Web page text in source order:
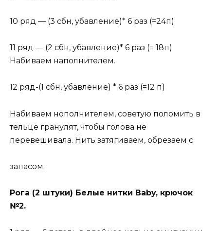
10 ряд — (3 сбн, убавление)* 6 раз (=24п)
11 ряд — (2 сбн, убавление)* 6 раз (= 18п)
Набиваем наполнителем.
12 ряд-(1 сбн, убавление) * 6 раз (=12 п)
Набиваем нополнителем, советую поломить в
тельце гранулят, чтобы голова не
перевешивала. Нить затягиваем, обрезаем с
запасом.
Poга (2 штуки) Белые нитки Baby, крючок
№2.